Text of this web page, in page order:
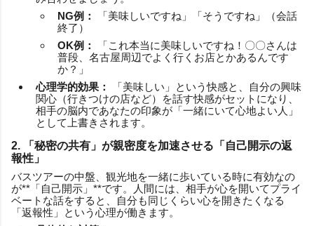
NG例：
「美味しいですね」「そうですね」（会話
終了）
OK例：
「これ本当に美味しいですね！〇〇さんは
普段、名古屋周辺でよく行くお店とかあるんです
か？」
心理学的効果：
「美味しい」という快感と、自分の興味
関心（行きつけの店など）を話す快感がセットになり、
相手の脳内であなたの印象が「一緒にいて心地よい人」
として上書きされます。
2. 「秘密の共有」が親密度を加速させる「自己開示の返
報性」
バスツアーの中盤、観光地を一緒に歩いている時に有効なの
が**「自己開示」**です。人間には、相手が心を開いてプライ
ベートな話をすると、自分も同じくらい心を開きたくなる
「返報性」という心理が働きます。